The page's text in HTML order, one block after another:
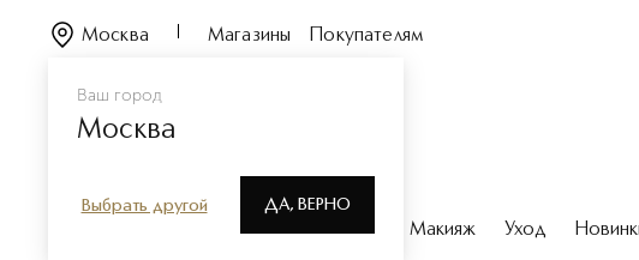
Ваш город
Москва
Выбрать другой ДА, ВЕРНО
Москва Магазины Покупателям
Парфюмерия Макияж Уход